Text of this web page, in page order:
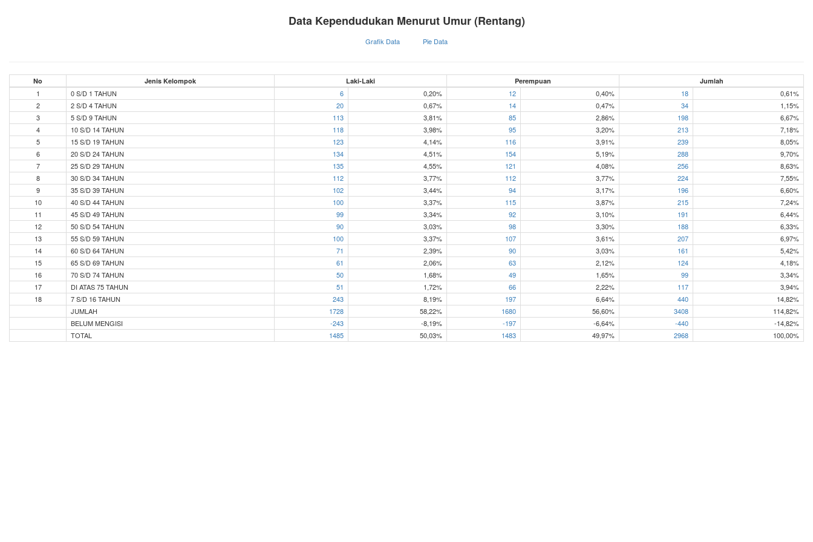
Data Kependudukan Menurut Umur (Rentang)
Grafik Data Pie Data
No Jenis Kelompok Laki-Laki Perempuan Jumlah
1 0 S/D 1 TAHUN 6 0,20% 12 0,40% 18
0,61%
2
2 S/D 4 TAHUN 20 0,67% 14 0,47% 34
1,15%
3
5 S/D 9 TAHUN 113 3,81% 85 2,86% 198
6,67%
4
10 S/D 14 TAHUN 118 3,98% 95 3,20% 213
7,18%
5
15 S/D 19 TAHUN 123 4,14% 116 3,91% 239
8,05%
6
20 S/D 24 TAHUN 134 4,51% 154 5,19% 288
9,70%
7
25 S/D 29 TAHUN 135 4,55% 121 4,08% 256
8,63%
8
30 S/D 34 TAHUN 112 3,77% 112 3,77% 224
7,55%
9
35 S/D 39 TAHUN 102 3,44% 94 3,17% 196
6,60%
10
40 S/D 44 TAHUN 100 3,37% 115 3,87% 215
7,24%
11
45 S/D 49 TAHUN 99 3,34% 92 3,10% 191
6,44%
12
50 S/D 54 TAHUN 90 3,03% 98 3,30% 188
6,33%
13
55 S/D 59 TAHUN 100 3,37% 107 3,61% 207
6,97%
14
60 S/D 64 TAHUN 71 2,39% 90 3,03% 161
5,42%
15
65 S/D 69 TAHUN 61 2,06% 63 2,12% 124
4,18%
16
70 S/D 74 TAHUN 50 1,68% 49 1,65% 99
3,34%
17
DI ATAS 75 TAHUN 51 1,72% 66 2,22% 117
3,94%
18
7 S/D 16 TAHUN 243 8,19% 197 6,64% 440
14,82%
JUMLAH
1728 58,22% 1680 56,60% 3408
114,82%
BELUM MENGISI
-243 -8,19% -197 -6,64% -440
-14,82%
TOTAL
1485 50,03% 1483 49,97% 2968 100,00%